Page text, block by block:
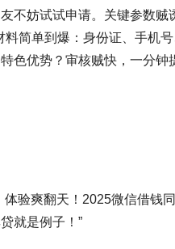
不妨试试申请。关键参数贼
简单到爆：身份证、手机号
色优势？审核贼快，一分钟
验爽翻天！2025微信借钱
就是例子！”